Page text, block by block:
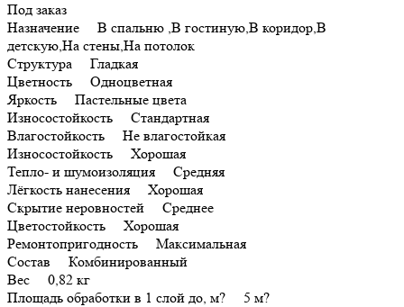
Под заказ
Назначение В спальню ,В гостиную,В коридор,В
детскую,На стены,На потолок
Структура Гладкая
Цветность Одноцветная
Яркость Пастельные цвета
Износостойкость Стандартная
Влагостойкость Не влагостойкая
Износостойкость Хорошая
Тепло- и шумоизоляция Средняя
Лёгкость нанесения Хорошая
Скрытие неровностей Среднее
Цветостойкость Хорошая
Ремонтопригодность Максимальная
Состав Комбинированный
Вес 0,82 кг
Площадь обработки в 1 слой до, м? 5 м?